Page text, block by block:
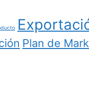
Plan de